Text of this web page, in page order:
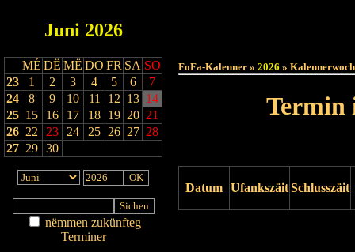
Juni 2026
MÉ DË MË DO FR SA SO
23
1 2 3 4 5 6
7
24
8 9 10 11 12 13 14
25 15 16 17 18 19 20 21
26 22 23 24 25 26 27 28
27 29 30
nëmmen zukünfteg
Terminer
FoFa-Kalenner » 2026 »
Termin
Datum UfankszäitSchlusszäit